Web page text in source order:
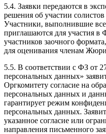
5.4. Заявки передаются в
решения об участии
Участники, выполнившие все
приглашаются для участия в
участников заочного
для оценивания членам
5.5. В соответствии с ФЗ от
персональных данных»
Оргкомитету согласие на
персональных данных и
гарантирует режим
персональных данных.
указанное согласие или
направления письменного